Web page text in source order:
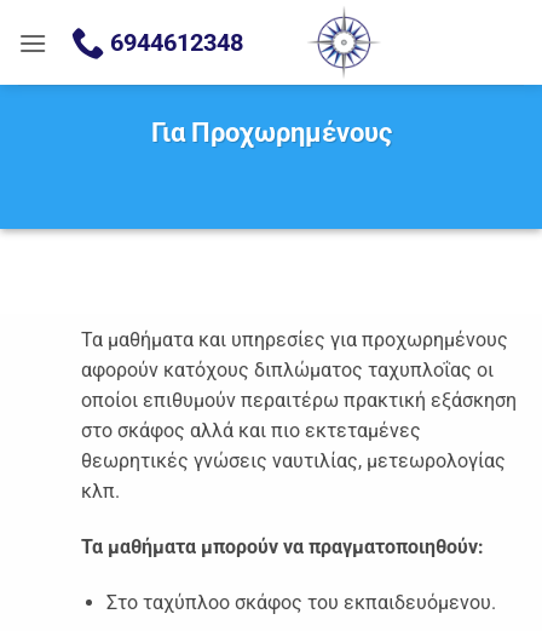
στο
6944612348
Για Προχωρημένους
Τα μαθήματα και υπηρεσίες για προχωρημένους
αφορούν κατόχους διπλώματος ταχυπλοΐας οι
οποίοι επιθυμούν περαιτέρω πρακτική εξάσκηση
στο σκάφος αλλά και πιο εκτεταμένες
θεωρητικές γνώσεις ναυτιλίας, μετεωρολογίας
κλπ.
Τα μαθήματα μπορούν να πραγματοποιηθούν:
Στο ταχύπλοο σκάφος του εκπαιδευόμενου.